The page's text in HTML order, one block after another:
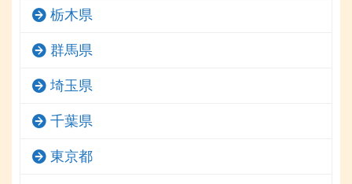
栃木県
群馬県
埼玉県
千葉県
東京都